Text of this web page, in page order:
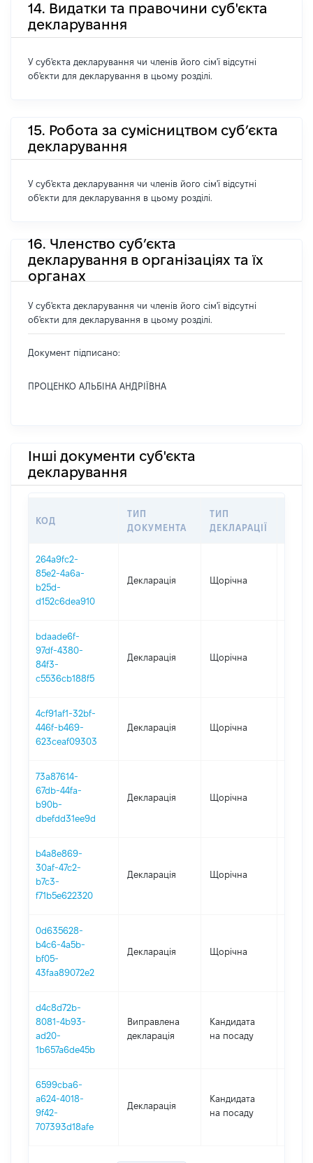
14. Видатки та правочини суб'єкта
декларування
У суб'єкта декларування чи членів його сім'ї відсутні
об'єкти для декларування в цьому розділі.
15. Робота за сумісництвом суб’єкта
декларування
У суб'єкта декларування чи членів його сім'ї відсутні
об'єкти для декларування в цьому розділі.
16. Членство суб’єкта
декларування в організаціях та їх
органах
У суб'єкта декларування чи членів його сім'ї відсутні
об'єкти для декларування в цьому розділі.
Документ підписано:
ПРОЦЕНКО АЛЬБІНА АНДРІЇВНА
Інші документи суб'єкта
декларування
КОД
ТИП
ДОКУМЕНТА
ТИП
ДЕКЛАРАЦІЇ
264a9fc2-
85e2-4a6a-
b25d-
d152c6dea910
Декларація Щорічна
bdaade6f-
97df-4380-
84f3-
c5536cb188f5
Декларація Щорічна
4cf91af1-32bf-
446f-b469-
623ceaf09303
Декларація Щорічна
73a87614-
67db-44fa-
b90b-
dbefdd31ee9d
Декларація Щорічна
b4a8e869-
30af-47c2-
b7c3-
f71b5e622320
Декларація Щорічна
0d635628-
b4c6-4a5b-
bf05-
43faa89072e2
Декларація Щорічна
d4c8d72b-
8081-4b93-
ad20-
1b657a6de45b
Виправлена
декларація
Кандидата
на посаду
6599cba6-
a624-4018-
9f42-
707393d18afe
Декларація
Кандидата
на посаду